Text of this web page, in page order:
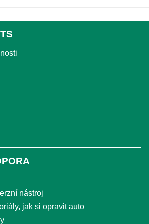
nástroj
jak si opravit auto